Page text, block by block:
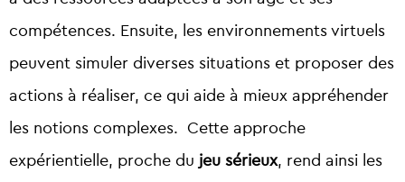
compétences. Ensuite, les environnements virtuels
peuvent simuler diverses situations et proposer des
actions à réaliser, ce qui aide à mieux appréhender
les notions complexes. Cette approche
expérientielle, proche du jeu sérieux, rend ainsi les